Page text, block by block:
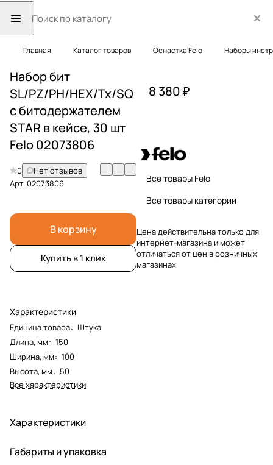
Главная Каталог товаров Оснастка Felo Наборы
Набор бит
SL/PZ/PH/HEX/Tx/SQ
с битодержателем
STAR в кейсе, 30 шт
Felo 02073806
0
Нет отзывов
Арт.02073806
В корзину
Купить в 1 клик
Характеристики
Единица товара: Штука
Длина, мм: 150
Ширина, мм: 100
Высота, мм: 50
Все характеристики
8 380 ₽
Все товары Felo
Все товары категории
Цена действительна только для
интернет-магазина и может
отличаться от цен в розничных
магазинах
Характеристики
Габариты и упаковка